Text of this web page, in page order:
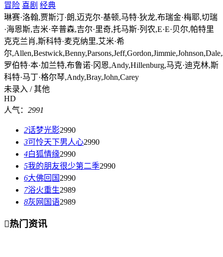
冒险 喜剧 经典
琳赛·洛翰,贾斯汀·朗,迈克尔·基顿,马特·狄龙,布瑞金·梅耶,切瑞
·海恩斯,吉米·辛普森,吉尔·里奇,托马斯·列农,E·E·贝尔,帕特里
克克兰肖,斯科特·麦克纳里,艾米·希
尔
罗伯特·本·加兰特,布鲁诺·冈恩,Andy,Hillenburg,马克·迪克林,斯
科特·马丁·格尔琴,Andy,Bray,John,Carey
未录入 / 其他
HD
人气： 2991
2话梦光影2990
3可怜天下男人心2990
4白狐情缘2990
5我的朋友很少第二季2990
6大佛回国 2990
7浴火重生2989
8灰网国语2989
热门资讯